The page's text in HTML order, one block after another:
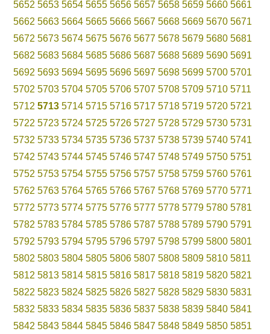
5652 5653 5654 5655 5656 5657 5658 5659 5660 5661
5662 5663 5664 5665 5666 5667 5668 5669 5670 5671
5672 5673 5674 5675 5676 5677 5678 5679 5680 5681
5682 5683 5684 5685 5686 5687 5688 5689 5690 5691
5692 5693 5694 5695 5696 5697 5698 5699 5700 5701
5702 5703 5704 5705 5706 5707 5708 5709 5710 5711
5712 5713 5714 5715 5716 5717 5718 5719 5720 5721
5722 5723 5724 5725 5726 5727 5728 5729 5730 5731
5732 5733 5734 5735 5736 5737 5738 5739 5740 5741
5742 5743 5744 5745 5746 5747 5748 5749 5750 5751
5752 5753 5754 5755 5756 5757 5758 5759 5760 5761
5762 5763 5764 5765 5766 5767 5768 5769 5770 5771
5772 5773 5774 5775 5776 5777 5778 5779 5780 5781
5782 5783 5784 5785 5786 5787 5788 5789 5790 5791
5792 5793 5794 5795 5796 5797 5798 5799 5800 5801
5802 5803 5804 5805 5806 5807 5808 5809 5810 5811
5812 5813 5814 5815 5816 5817 5818 5819 5820 5821
5822 5823 5824 5825 5826 5827 5828 5829 5830 5831
5832 5833 5834 5835 5836 5837 5838 5839 5840 5841
5842 5843 5844 5845 5846 5847 5848 5849 5850 5851